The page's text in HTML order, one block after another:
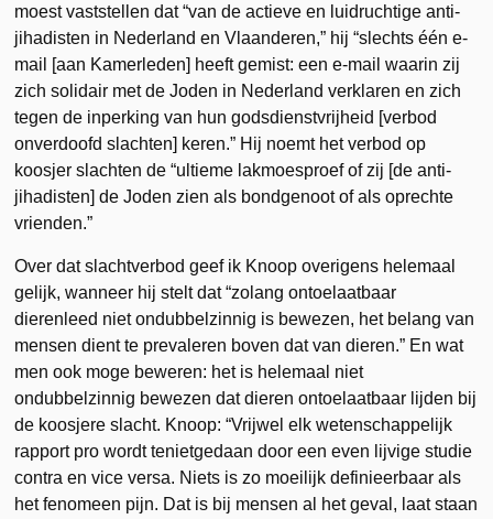
moest vaststellen dat “van de actieve en luidruchtige anti-
jihadisten in Nederland en Vlaanderen,” hij “slechts één e-
mail [aan Kamerleden] heeft gemist: een e-mail waarin zij
zich solidair met de Joden in Nederland verklaren en zich
tegen de inperking van hun godsdienstvrijheid [verbod
onverdoofd slachten] keren.” Hij noemt het verbod op
koosjer slachten de “ultieme lakmoesproef of zij [de anti-
jihadisten] de Joden zien als bondgenoot of als oprechte
vrienden.”
Over dat slachtverbod geef ik Knoop overigens helemaal
gelijk, wanneer hij stelt dat “zolang ontoelaatbaar
dierenleed niet ondubbelzinnig is bewezen, het belang van
mensen dient te prevaleren boven dat van dieren.” En wat
men ook moge beweren: het is helemaal niet
ondubbelzinnig bewezen dat dieren ontoelaatbaar lijden bij
de koosjere slacht. Knoop: “Vrijwel elk wetenschappelijk
rapport pro wordt tenietgedaan door een even lijvige studie
contra en vice versa. Niets is zo moeilijk definieerbaar als
het fenomeen pijn. Dat is bij mensen al het geval, laat staan